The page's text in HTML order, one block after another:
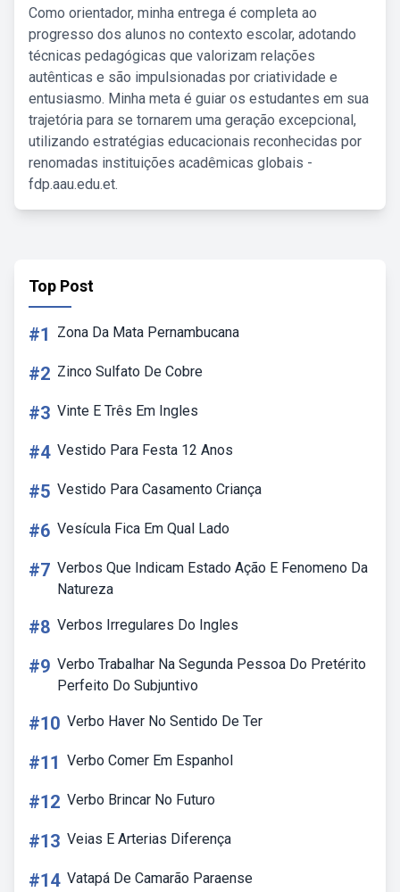
Como orientador, minha entrega é completa ao
progresso dos alunos no contexto escolar, adotando
técnicas pedagógicas que valorizam relações
autênticas e são impulsionadas por criatividade e
entusiasmo. Minha meta é guiar os estudantes em sua
trajetória para se tornarem uma geração excepcional,
utilizando estratégias educacionais reconhecidas por
renomadas instituições acadêmicas globais -
fdp.aau.edu.et.
Top Post
#1 Zona Da Mata Pernambucana
#2 Zinco Sulfato De Cobre
#3 Vinte E Três Em Ingles
#4 Vestido Para Festa 12 Anos
#5 Vestido Para Casamento Criança
#6 Vesícula Fica Em Qual Lado
#7 Verbos Que Indicam Estado Ação E Fenomeno Da
Natureza
#8 Verbos Irregulares Do Ingles
#9 Verbo Trabalhar Na Segunda Pessoa Do Pretérito
Perfeito Do Subjuntivo
#10 Verbo Haver No Sentido De Ter
#11 Verbo Comer Em Espanhol
#12 Verbo Brincar No Futuro
#13 Veias E Arterias Diferença
#14 Vatapá De Camarão Paraense